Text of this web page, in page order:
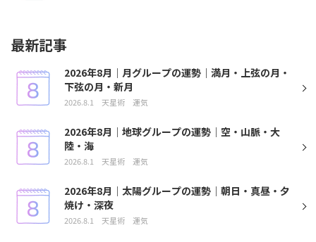
最新記事
2026年8月｜月グループの運勢｜満月・上弦の月・
下弦の月・新月
2026.8.1 天星術 運気
2026年8月｜地球グループの運勢｜空・山脈・大
陸・海
2026.8.1 天星術 運気
2026年8月｜太陽グループの運勢｜朝日・真昼・夕
焼け・深夜
2026.8.1 天星術 運気